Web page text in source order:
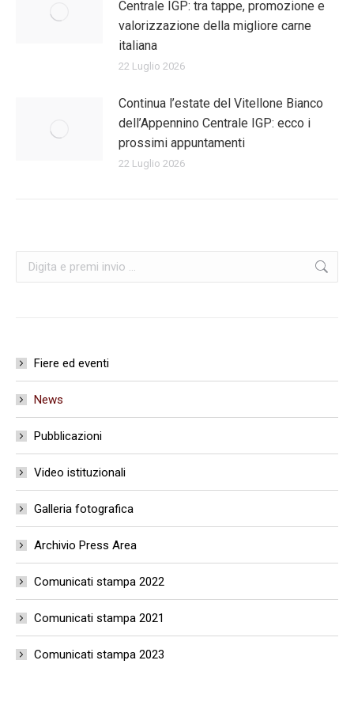
Centrale IGP: tra tappe, promozione e
valorizzazione della migliore carne
italiana
22 Luglio 2026
Continua l’estate del Vitellone Bianco
dell’Appennino Centrale IGP: ecco i
prossimi appuntamenti
22 Luglio 2026
Cerca:
Fiere ed eventi
News
Pubblicazioni
Video istituzionali
Galleria fotografica
Archivio Press Area
Comunicati stampa 2022
Comunicati stampa 2021
Comunicati stampa 2023